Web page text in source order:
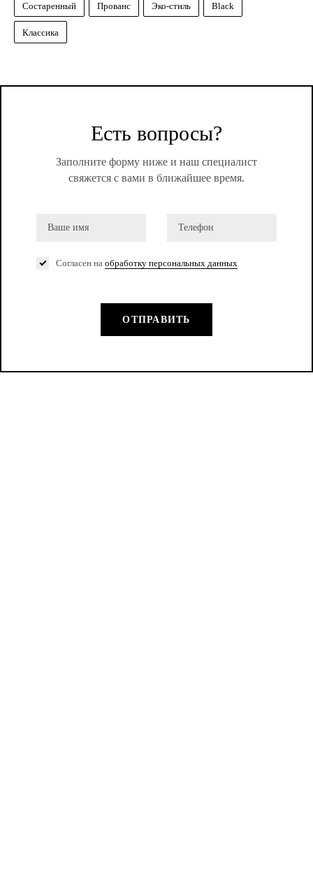
Состаренный Прованс Эко-стиль Black
Классика
Есть вопросы?
Заполните форму ниже и наш специалист
свяжется с вами в ближайшее время.
Согласен на обработку персональных данных
ОТПРАВИТЬ